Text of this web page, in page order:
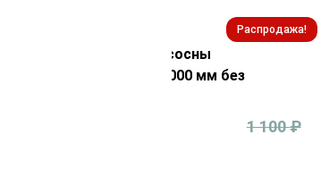
Распродажа!
доска из ели/сосны
UYW 21х196х6000 мм без
1 100₽